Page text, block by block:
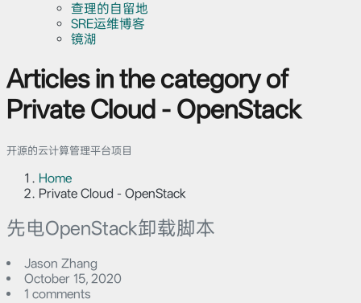
查理的自留地
SRE运维博客
镜湖
Articles in the category of
Private Cloud - OpenStack
开源的云计算管理平台项目
Home
Private Cloud - OpenStack
先电OpenStack卸载脚本
Jason Zhang
October 15, 2020
1 comments